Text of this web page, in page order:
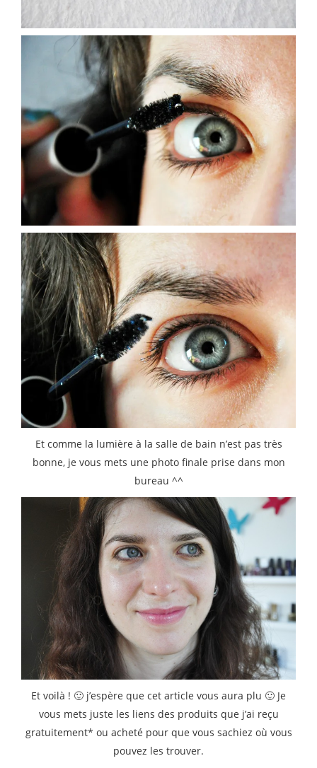
Et comme la lumière à la salle de bain n’est pas très
bonne, je vous mets une photo finale prise dans mon
bureau ^^
Et voilà ! 🙂 j’espère que cet article vous aura plu 🙂 Je
vous mets juste les liens des produits que j’ai reçu
gratuitement* ou acheté pour que vous sachiez où vous
pouvez les trouver.